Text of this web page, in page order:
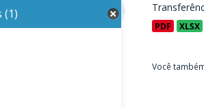
PDF XLSX
Você
(1)